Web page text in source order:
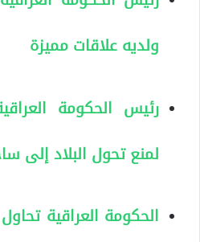
ولديه علاقات مميزة
رئيس الحكومة
لمنع تحول البلاد إلى